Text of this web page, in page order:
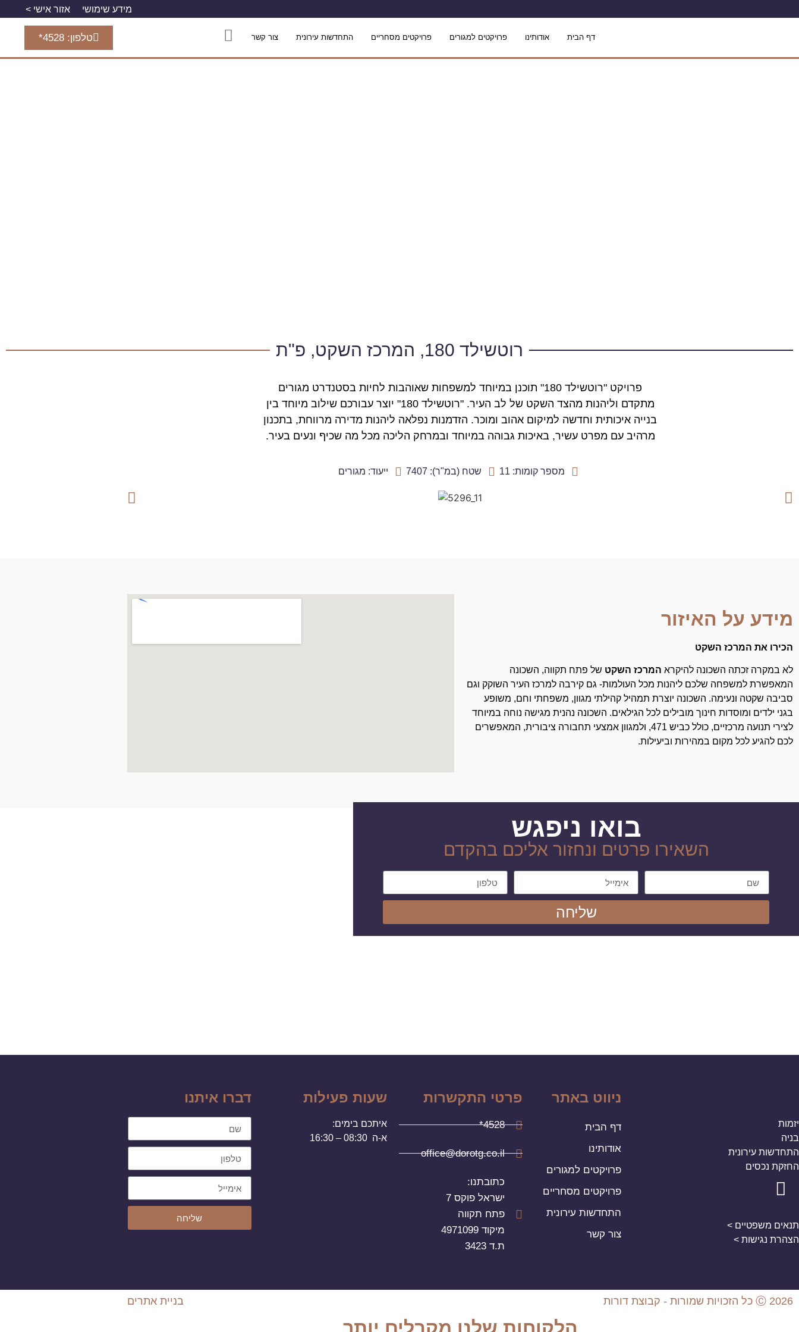
מידע שימושי אזור אישי >
דף הבית אודותינו פרויקטים למגורים פרויקטים מסחריים התחדשות עירונית צור קשר טלפון: 4528*
רוטשילד 180, המרכז השקט, פ"ת
פרויקט "רוטשילד 180" תוכנן במיוחד למשפחות שאוהבות לחיות בסטנדרט מגורים
מתקדם וליהנות מהצד השקט של לב העיר. "רוטשילד 180" יוצר עבורכם שילוב מיוחד בין
בנייה איכותית וחדשה למיקום אהוב ומוכר. הזדמנות נפלאה ליהנות מדירה מרווחת, בתכנון
מרהיב עם מפרט עשיר, באיכות גבוהה במיוחד ובמרחק הליכה מכל מה שכיף ונעים בעיר.
מספר קומות: 11 שטח (במ"ר): 7407 ייעוד: מגורים
מידע על האיזור
הכירו את המרכז השקט
לא במקרה זכתה השכונה להיקרא המרכז השקט של פתח תקווה, השכונה
המאפשרת למשפחה שלכם ליהנות מכל העולמות- גם קירבה למרכז העיר השוקק וגם
סביבה שקטה ונעימה. השכונה יוצרת תמהיל קהילתי מגוון, משפחתי וחם, משופע
בגני ילדים ומוסדות חינוך מובילים לכל הגילאים. השכונה נהנית מגישה נוחה במיוחד
לצירי תנועה מרכזיים, כולל כביש 471, ולמגוון אמצעי תחבורה ציבורית, המאפשרים
לכם להגיע לכל מקום במהירות וביעילות.
בואו ניפגש
השאירו פרטים ונחזור אליכם בהקדם
שליחה
יזמות
בניה
התחדשות עירונית
החזקת נכסים
תנאים משפטיים >
הצהרת נגישות >
ניווט באתר
דף הבית
אודותינו
פרויקטים למגורים
פרויקטים מסחריים
התחדשות עירונית
צור קשר
פרטי התקשרות
4528*
office@dorotg.co.il
כתובתנו:
ישראל פוקס 7
פתח תקווה
מיקוד 4971099
ת.ד 3423
שעות פעילות
איתכם בימים:
א-ה 08:30 – 16:30
דברו איתנו
שליחה
Ⓒ 2026 כל הזכויות שמורות - קבוצת דורות בניית אתרים